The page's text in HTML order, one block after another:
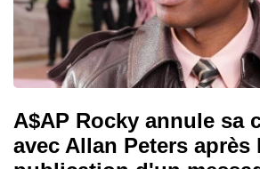
A$AP Rocky annule sa
avec Allan Peters après